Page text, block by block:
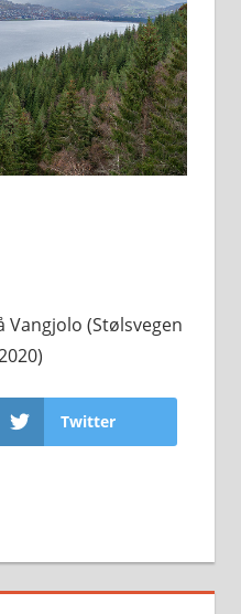
Vangjolo (Stølsvegen
Twitter